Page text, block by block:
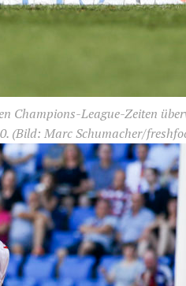
Champions-League-Zeiten
(Bild: Marc Schumacher/